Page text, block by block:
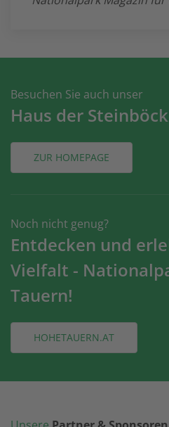
Besuchen Sie auch unser
Haus der
ZUR HOMEPAGE
Noch nicht genug?
Entdecken und
Vielfalt -
Tauern!
HOHETAUERN.AT